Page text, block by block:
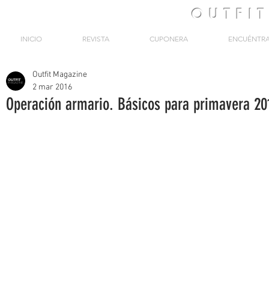
OUTFIT
INICIO REVISTA CUPONERA
Operación armario. Básicos para primavera
Outfit Magazine
2 mar 2016